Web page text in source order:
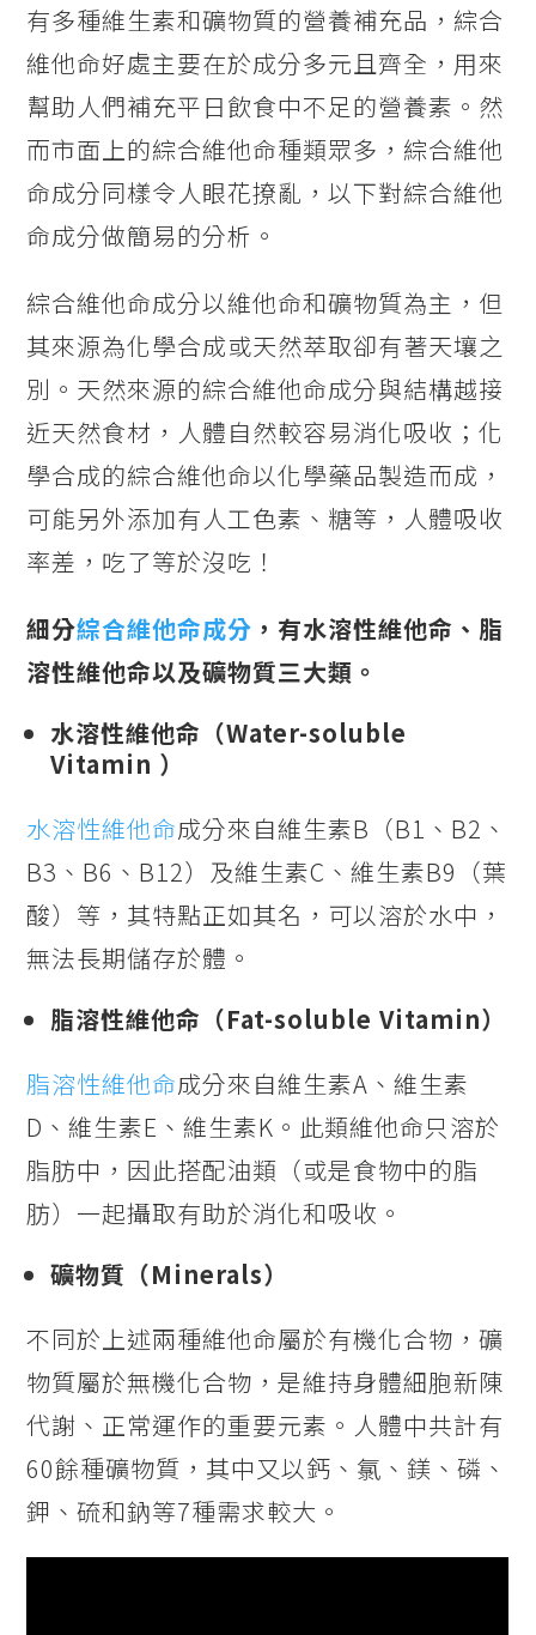
有多種維生素和礦物質的營養補充品，綜合
維他命好處主要在於成分多元且齊全，用來
幫助人們補充平日飲食中不足的營養素。然
而市面上的綜合維他命種類眾多，綜合維他
命成分同樣令人眼花撩亂，以下對綜合維他
命成分做簡易的分析。
綜合維他命成分以維他命和礦物質為主，但
其來源為化學合成或天然萃取卻有著天壤之
別。天然來源的綜合維他命成分與結構越接
近天然食材，人體自然較容易消化吸收；化
學合成的綜合維他命以化學藥品製造而成，
可能另外添加有人工色素、糖等，人體吸收
率差，吃了等於沒吃！
細分綜合維他命成分 ，有水溶性維他命、脂
溶性維他命以及礦物質三大類。
水溶性維他命（Water-soluble
Vitamin ）
水溶性維他命成分來自維生素B（B1、B2、
B3、B6、B12）及維生素C、維生素B9（葉
酸）等，其特點正如其名，可以溶於水中，
無法長期儲存於體。
脂溶性維他命（Fat-soluble Vitamin）
脂溶性維他命成分來自維生素A、維生素
D、維生素E、維生素K。此類維他命只溶於
脂肪中，因此搭配油類（或是食物中的脂
肪）一起攝取有助於消化和吸收。
礦物質（Minerals）
不同於上述兩種維他命屬於有機化合物，礦
物質屬於無機化合物，是維持身體細胞新陳
代謝、正常運作的重要元素。人體中共計有
60餘種礦物質，其中又以鈣、氯、鎂、磷、
鉀、硫和鈉等7種需求較大。